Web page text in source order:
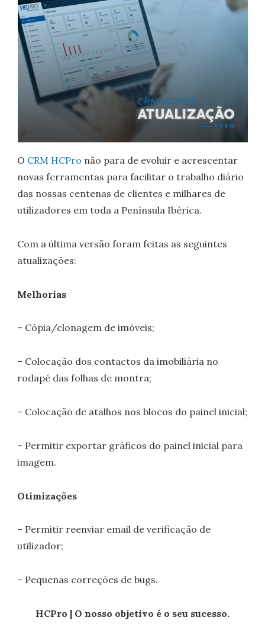
O CRM HCPro não para de evoluir e acrescentar
novas ferramentas para facilitar o trabalho diário
das nossas centenas de clientes e milhares de
utilizadores em toda a Península Ibérica.
Com a última versão foram feitas as seguintes
atualizações:
Melhorias
– Cópia/clonagem de imóveis;
– Colocação dos contactos da imobiliária no
rodapé das folhas de montra;
– Colocação de atalhos nos blocos do painel inicial;
– Permitir exportar gráficos do painel inicial para
imagem.
Otimizações
– Permitir reenviar email de verificação de
utilizador;
– Pequenas correções de bugs.
HCPro | O nosso objetivo é o seu sucesso.